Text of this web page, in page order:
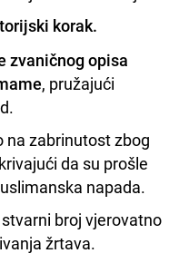
korak.
zvaničnog opisa
, pružajući
na zabrinutost zbog
da su prošle
napada.
broj vjerovatno
žrtava.